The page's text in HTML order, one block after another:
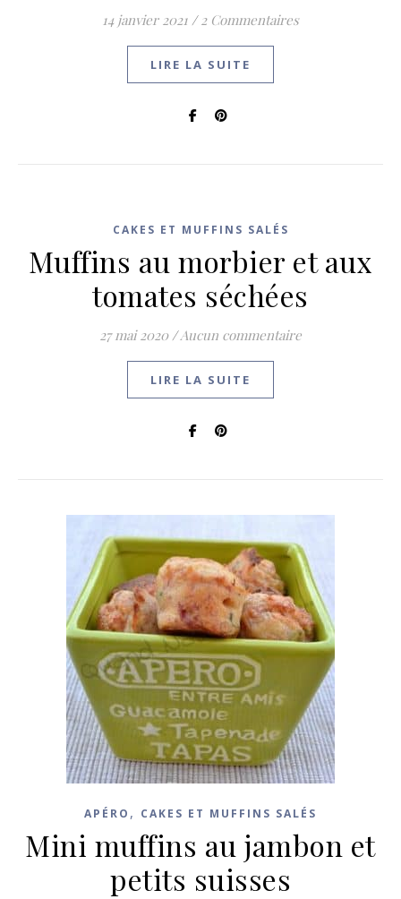
14 janvier 2021 / 2 Commentaires
LIRE LA SUITE
CAKES ET MUFFINS SALÉS
Muffins au morbier et aux
tomates séchées
27 mai 2020 /Aucun commentaire
LIRE LA SUITE
APÉRO , CAKES ET MUFFINS SALÉS
Mini muffins au jambon et
petits suisses